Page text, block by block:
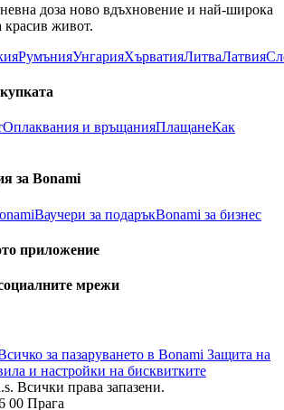
доза ново вдъхновение и най-широка
красив живот.
РумънияУнгарияХърватияЛитваЛатвия
Оплаквания и връщанияПлащанеКак
за Bonami
Ваучери за подаръкBonami за бизнес
приложение
мрежи
за пазаруването в Bonami Защита на
и настройки на бисквитките
Всички права запазени.
00 Прага